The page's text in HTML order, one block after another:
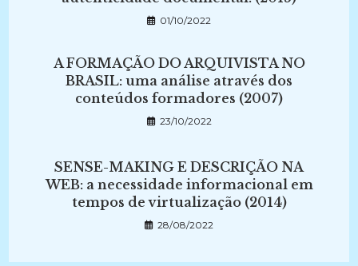
01/10/2022
A FORMAÇÃO DO ARQUIVISTA NO
BRASIL: uma análise através dos
conteúdos formadores (2007)
23/10/2022
SENSE-MAKING E DESCRIÇÃO NA
WEB: a necessidade informacional em
tempos de virtualização (2014)
28/08/2022